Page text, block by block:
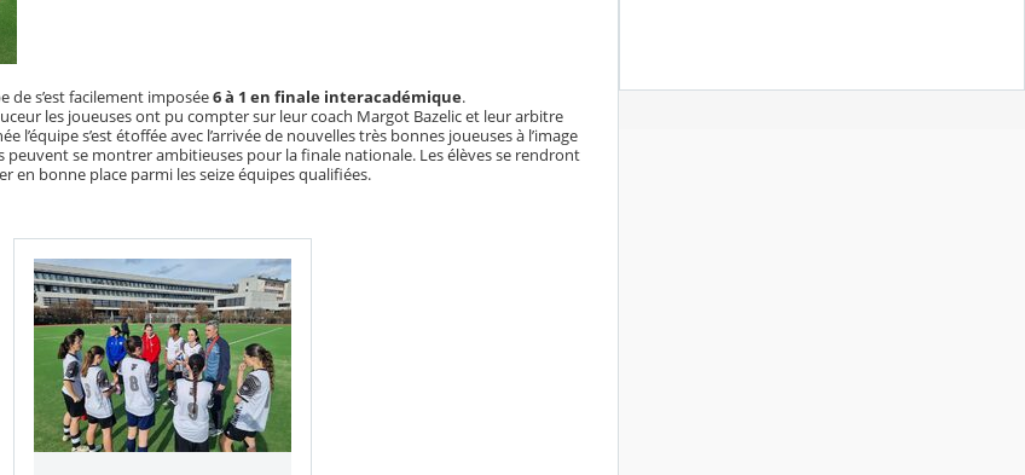
de s’est facilement imposée6 à 1 en finale interacadémique.
les joueuses ont pu compter sur leur coach Margot Bazelic et leur arbitre
l’équipe s’est étoffée avec l’arrivée de nouvelles très bonnes joueuses à l’image
peuvent se montrer ambitieuses pour la finale nationale. Les élèves se rendront
en bonne place parmi les seize équipes qualifiées.